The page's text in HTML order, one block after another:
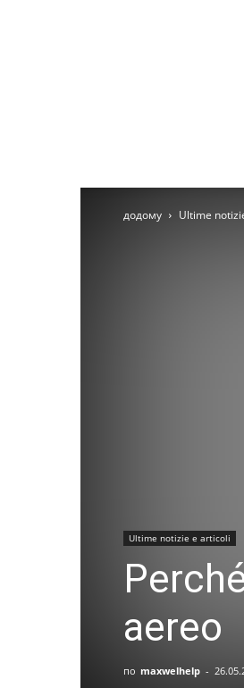
додому Ultime
Ultime notizie e articoli
aereo
по maxwelhelp -